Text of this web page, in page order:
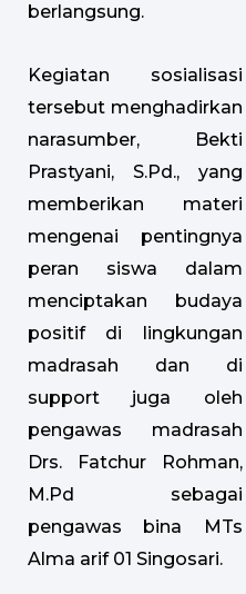
berlangsung.
Kegiatan sosialisasi
tersebut menghadirkan
narasumber, Bekti
Prastyani, S.Pd., yang
memberikan materi
mengenai pentingnya
peran siswa dalam
menciptakan budaya
positif di lingkungan
madrasah dan di
support juga oleh
pengawas madrasah
Drs. Fatchur Rohman,
M.Pd sebagai
pengawas bina MTs
Alma arif 01 Singosari.